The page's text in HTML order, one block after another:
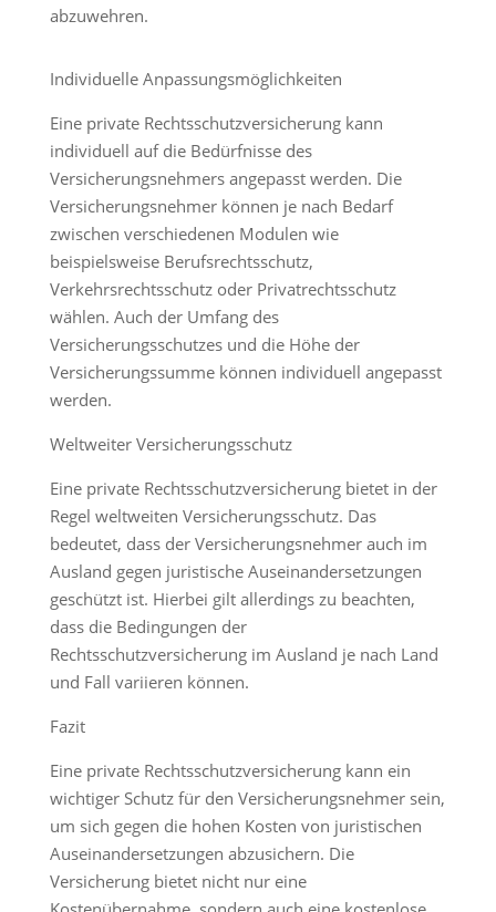
abzuwehren.
Individuelle Anpassungsmöglichkeiten
Eine private Rechtsschutzversicherung kann
individuell auf die Bedürfnisse des
Versicherungsnehmers angepasst werden. Die
Versicherungsnehmer können je nach Bedarf
zwischen verschiedenen Modulen wie
beispielsweise Berufsrechtsschutz,
Verkehrsrechtsschutz oder Privatrechtsschutz
wählen. Auch der Umfang des
Versicherungsschutzes und die Höhe der
Versicherungssumme können individuell angepasst
werden.
Weltweiter Versicherungsschutz
Eine private Rechtsschutzversicherung bietet in der
Regel weltweiten Versicherungsschutz. Das
bedeutet, dass der Versicherungsnehmer auch im
Ausland gegen juristische Auseinandersetzungen
geschützt ist. Hierbei gilt allerdings zu beachten,
dass die Bedingungen der
Rechtsschutzversicherung im Ausland je nach Land
und Fall variieren können.
Fazit
Eine private Rechtsschutzversicherung kann ein
wichtiger Schutz für den Versicherungsnehmer sein,
um sich gegen die hohen Kosten von juristischen
Auseinandersetzungen abzusichern. Die
Versicherung bietet nicht nur eine